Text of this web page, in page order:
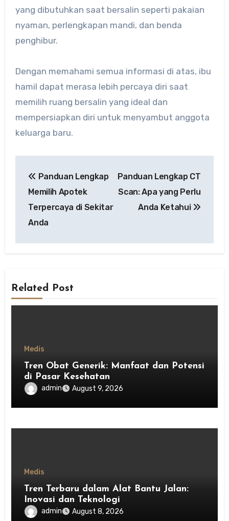
yang dibutuhkan saat bersalin seperti pakaian
nyaman, perlengkapan mandi, dan benda
penghibur.
Dengan memahami semua informasi di atas, ibu
hamil dapat merasa lebih percaya diri saat
memilih ruang bersalin yang ideal dan
mempersiapkan diri untuk menyambut anggota
keluarga baru.
navigation
Panduan Lengkap
Memilih Apotek
Terpercaya di Sekitar
Anda
Panduan Lengkap CT
Scan: Apa yang Perlu
Anda Ketahui
Related Post
Medis
Tren Obat Generik: Manfaat dan Potensi
di Pasar Kesehatan
admin August 9, 2026
Medis
Tren Terbaru dalam Alat Bantu Jalan:
Inovasi dan Teknologi
admin August 8, 2026